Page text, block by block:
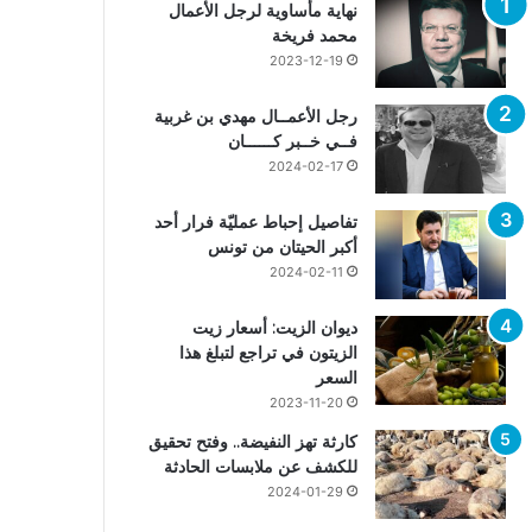
نهاية مأساوية لرجل الأعمال
محمد فريخة
2023-12-19
رجل الأعمــال مهدي بن غربية
فــي خــبر كــــــان
2024-02-17
تفاصيل إحباط عمليّة فرار أحد
أكبر الحيتان من تونس
2024-02-11
ديوان الزيت: أسعار زيت
الزيتون في تراجع لتبلغ هذا
السعر
2023-11-20
كارثة تهز النفيضة.. وفتح تحقيق
للكشف عن ملابسات الحادثة
2024-01-29